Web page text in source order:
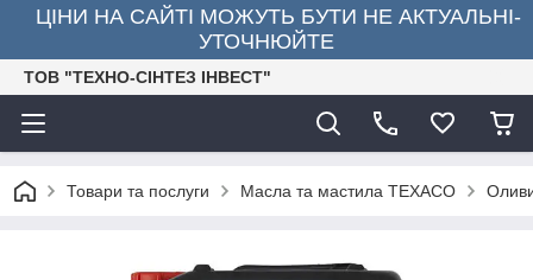
ЦІНИ НА САЙТІ МОЖУТЬ БУТИ НЕ АКТУАЛЬНІ-
УТОЧНЮЙТЕ
ТОВ "ТЕХНО-СІНТЕЗ ІНВЕСТ"
Товари та послуги Масла та мастила TEXACO